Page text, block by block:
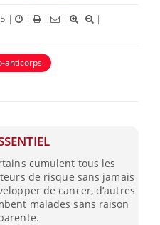
| | | |
|
anticorps
cumulent tous les
de risque sans jamais
de cancer, d’autres
malades sans raison